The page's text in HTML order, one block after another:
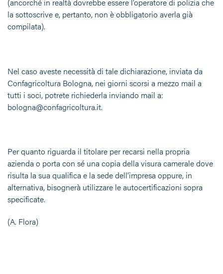
la sottoscrive e, pertanto, non è obbligatorio averla già
compilata).
Nel caso aveste necessità di tale dichiarazione, inviata da
Confagricoltura Bologna, nei giorni scorsi a mezzo mail a
tutti i soci, potrete richiederla inviando mail a:
bologna@confagricoltura.it.
Per quanto riguarda il titolare per recarsi nella propria
azienda o porta con sé una copia della visura camerale dove
risulta la sua qualifica e la sede dell’impresa oppure, in
alternativa, bisognerà utilizzare le autocertificazioni sopra
specificate.
(A. Flora)